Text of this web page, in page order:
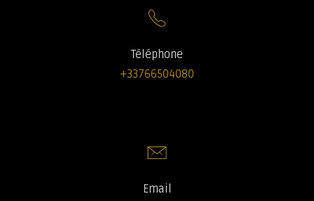
Téléphone
+33766504080
Email